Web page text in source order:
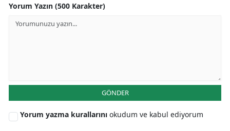
Yorum Yazın (500 Karakter)
GÖNDER
Yorum yazma kurallarını okudum ve kabul ediyorum